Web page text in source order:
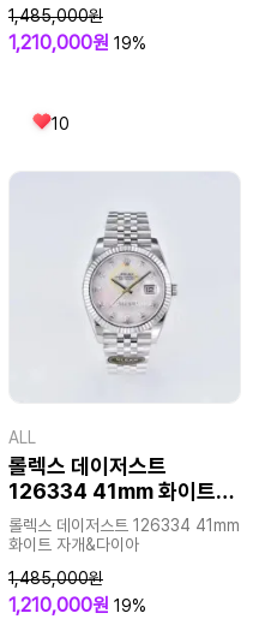
1,485,000원
1,210,000원 19%
10
ALL
롤렉스 데이저스트
126334 41mm 화이트
자개&다이아
롤렉스 데이저스트 126334 41mm
화이트 자개&다이아
1,485,000원
1,210,000원 19%